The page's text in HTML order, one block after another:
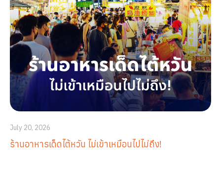
July 20, 2026
ร้านอาหารเด็ดไต้หวัน ไม่เข้าเหมือนไปไม่ถึง!